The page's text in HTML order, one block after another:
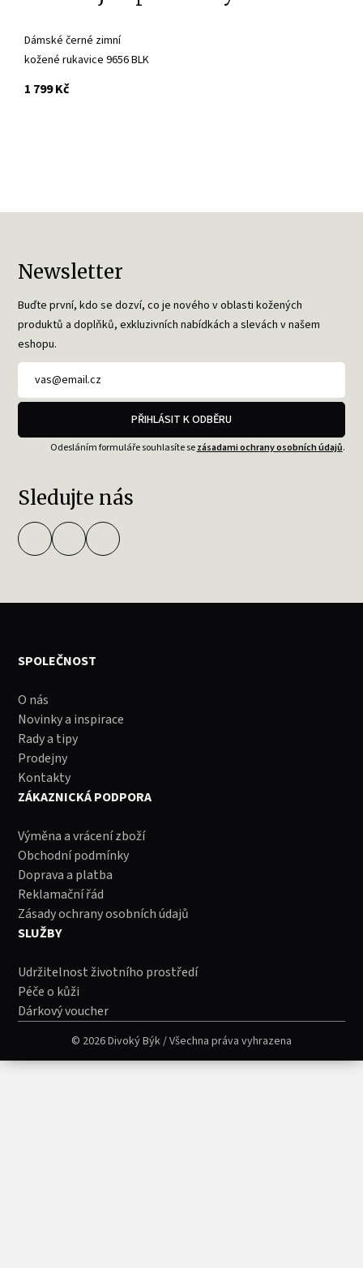
Dámské černé zimní
kožené rukavice 9656 BLK
1 799 Kčs DPH
Newsletter
Buďte první, kdo se dozví, co je nového v oblasti kožených
produktů a doplňků, exkluzivních nabídkách a slevách v našem
eshopu.
PŘIHLÁSIT K ODBĚRU
Odesláním formuláře souhlasíte sezásadami ochrany osobních údajů.
Sledujte nás
SPOLEČNOST
O nás
Novinky a inspirace
Rady a tipy
Prodejny
Kontakty
ZÁKAZNICKÁ PODPORA
Výměna a vrácení zboží
Obchodní podmínky
Doprava a platba
Reklamační řád
Zásady ochrany osobních údajů
SLUŽBY
Udržitelnost životního prostředí
Péče o kůži
Dárkový voucher
© 2026 Divoký Býk / Všechna práva vyhrazena